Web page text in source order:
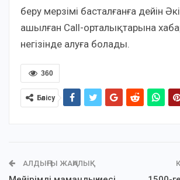
беру мерзімі басталғанға дейін
ашылған Сall-орталықтарына
негізінде алуға болады.
360
Бөлісу
АЛДЫҢҒЫ ЖАҢАЛЫҚ